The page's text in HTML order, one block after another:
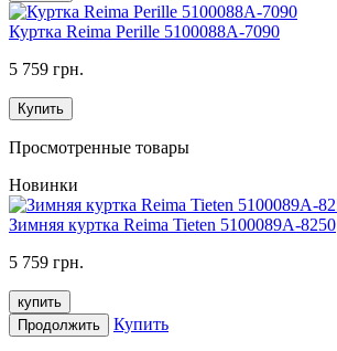
Куртка Reima Perille 5100088A-7090
5 759 грн.
Купить
Просмотренные товары
Новинки
Зимняя куртка Reima Tieten 5100089A-8250
5 759 грн.
купить
Продолжить
Купить